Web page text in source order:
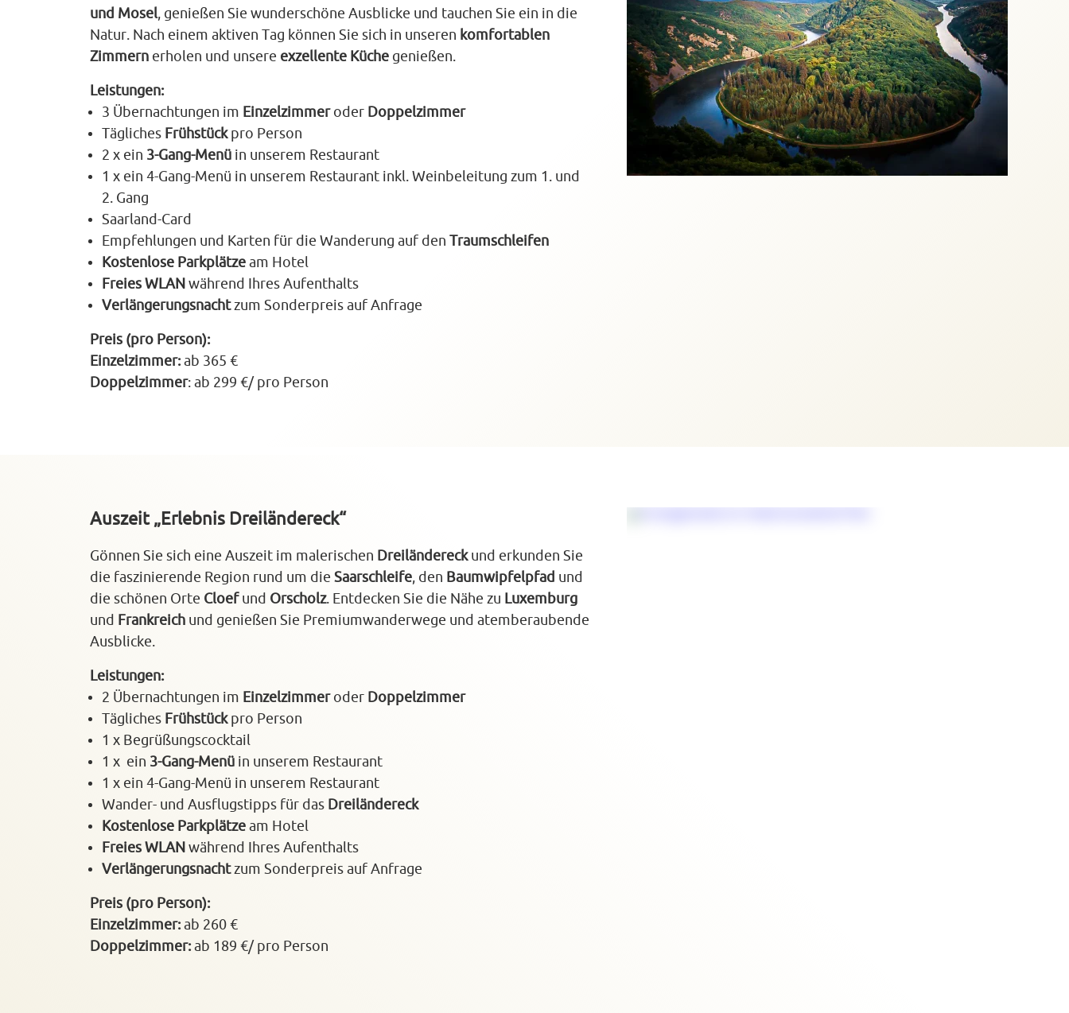
und Mosel, genießen Sie wunderschöne Ausblicke und tauchen Sie ein in die
Natur. Nach einem aktiven Tag können Sie sich in unseren komfortablen
Zimmern erholen und unsere exzellente Küche genießen.
Leistungen:
3 Übernachtungen im Einzelzimmeroder Doppelzimmer
Tägliches Frühstückpro Person
2 x ein 3‑Gang‑Menü in unserem Restaurant
1 x ein 4‑Gang‑Menü in unserem Restaurant inkl. Weinbeleitung zum 1. und
2. Gang
Saarland‑Card
Empfehlungen und Karten für die Wanderung auf den Traumschleifen
Kostenlose Parkplätze am Hotel
Freies WLAN während Ihres Aufenthalts
Verlängerungsnachtzum Sonderpreis auf Anfrage
Preis (pro Person):
Einzelzimmer: ab 365 €
Doppelzimmer: ab 299 €/ pro Person
Auszeit „Erlebnis Dreiländereck“
Gönnen Sie sich eine Auszeit im malerischen Dreiländereckund erkunden Sie
die faszinierende Region rund um die Saarschleife, den Baumwipfelpfad und
die schönen Orte Cloefund Orscholz. Entdecken Sie die Nähe zu Luxemburg
und
Frankreich und genießen Sie Premiumwanderwege und atemberaubende
Ausblicke.
Leistungen:
2 Übernachtungen im Einzelzimmeroder Doppelzimmer
Tägliches Frühstückpro Person
1 x Begrüßungscocktail
1 x ein 3‑Gang‑Menü in unserem Restaurant
1 x ein 4‑Gang‑Menü in unserem Restaurant
Wander- und Ausflugstipps für das Dreiländereck
Kostenlose Parkplätze am Hotel
Freies WLAN während Ihres Aufenthalts
Verlängerungsnachtzum Sonderpreis auf Anfrage
Preis (pro Person):
Einzelzimmer: ab 260 €
Doppelzimmer: ab 189 €/ pro Person